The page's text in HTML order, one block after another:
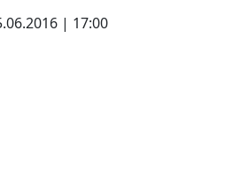
| 17:00